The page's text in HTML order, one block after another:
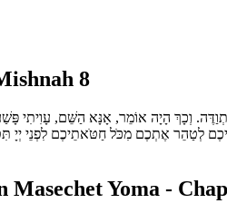
8
וְכָךְ הָיָה אוֹמֵר, אָנָּא הַשֵּׁם, עָוִיתִי
לְטַהֵר אֶתְכֶם מִכֹּל חַטֹּאתֵיכֶם לִפְנֵי יְיָ
Yoma -